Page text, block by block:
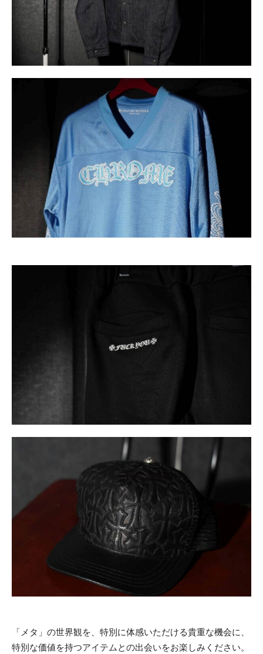
「メタ」の世界観を、特別に体感いただける貴重な機会に、
特別な価値を持つアイテムとの出会いをお楽しみください。